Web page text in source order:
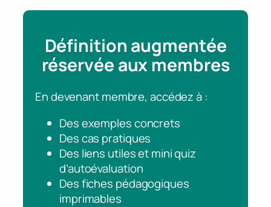
Définition augmentée
réservée aux membres
En devenant membre, accédez à :
Des exemples concrets
Des cas pratiques
Des liens utiles et mini quiz
d’autoévaluation
Des fiches pédagogiques
imprimables